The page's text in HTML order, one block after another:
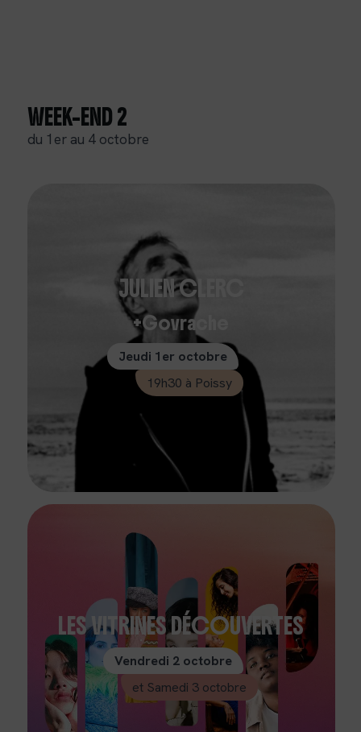
WEEK-END2
du 1er au 4 octobre
JULIEN CLERC
Govrache
Jeudi 1er octobre
19h30 à Poissy
LES VITRINES DÉCOUVERTES
Vendredi 2 octobre
et Samedi 3 octobre